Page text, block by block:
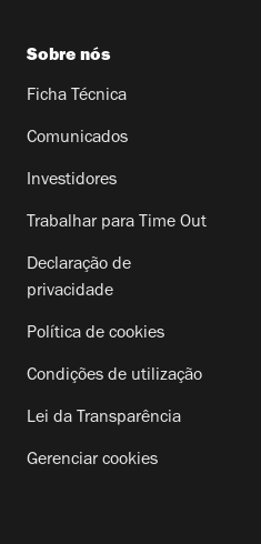
Sobre nós
Ficha Técnica
Comunicados
Investidores
Trabalhar para Time Out
Declaração de
privacidade
Política de cookies
Condições de utilização
Lei da Transparência
Gerenciar cookies